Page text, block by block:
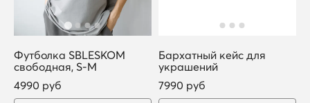
Футболка SBLESKOM
свободная, S-M
4990 руб
Бархатный кейс для
украшений
7990 руб